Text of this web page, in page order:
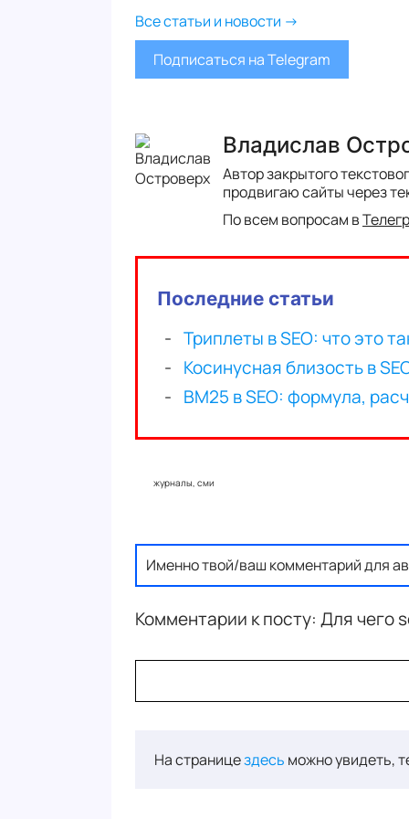
Все статьи и новости →
Подписаться на Telegram
Владислав
Автор закрытого
продвигаю сайты через
По всем вопросам в
Последние статьи
журналы, сми
Именно твой/ваш комментарий для
Комментарии к посту: Для чего
На страницездесь можно увидеть,